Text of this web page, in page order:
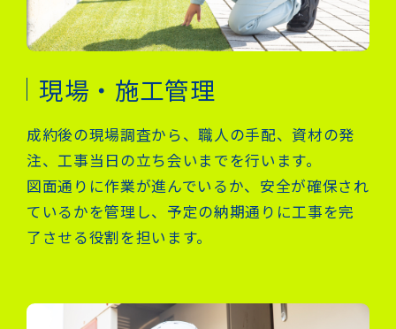
現場・施工管理
成約後の現場調査から、職人の手配、資材の発
注、工事当日の立ち会いまでを行います。
図面通りに作業が進んでいるか、安全が確保され
ているかを管理し、予定の納期通りに工事を完
了させる役割を担います。